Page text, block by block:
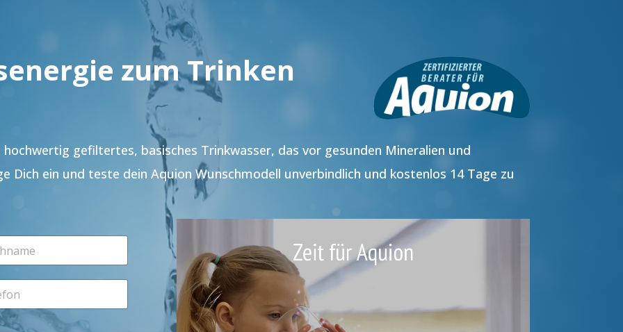
zum Trinken
gefiltertes, basisches Trinkwasser, das vor gesunden Mineralien und
Dich ein und teste dein Aquion Wunschmodell unverbindlich und kostenlos 14 Tage zu